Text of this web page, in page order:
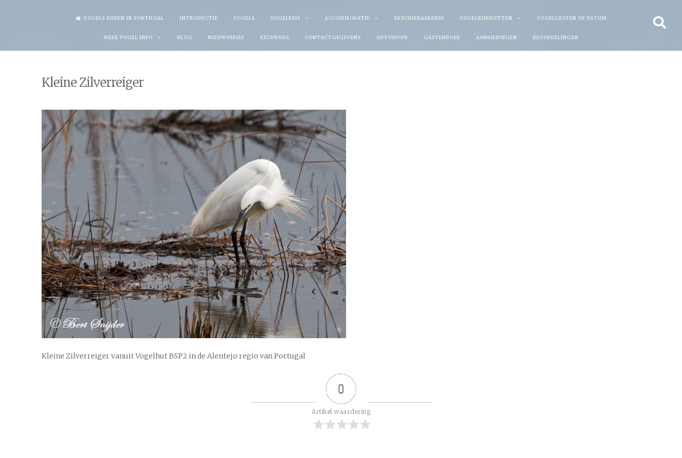
VOGELS KIJKEN IN PORTUGAL INTRODUCTIE VOGELS VOGELREIS ACCOMMODATIE BESCHIKBAARHEID VOGELKIJKHUTTEN VOGELLIJSTEN OP DATUM
MEER VOGEL INFO BLOG NIEUWSBRIEF EXCURSIES CONTACTGEGEVENS AUTOHUUR GASTENBOEK AANBIEDINGEN BEOORDELINGEN
Kleine Zilverreiger
Kleine Zilverreiger vanuit Vogelhut BSP2 in de Alentejo regio van Portugal
0
Artikel waardering